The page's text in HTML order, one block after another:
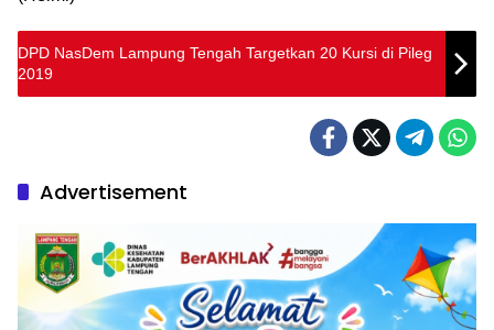
DPD NasDem Lampung Tengah Targetkan 20 Kursi di Pileg
2019
Advertisement